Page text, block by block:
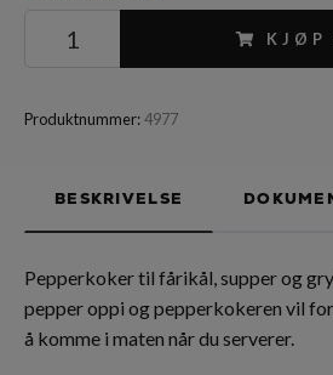
KJØP
Produktnummer:4977
BESKRIVELSE
Pepperkoker til fårikål, supper og
pepper oppi og pepperkokeren vil
å komme i maten når du serverer.